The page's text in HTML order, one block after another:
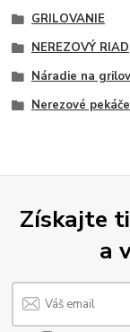
GRILOVANIE
NEREZOVÝ RIAD
Náradie na
Nerezové pekáče
Získajte
a